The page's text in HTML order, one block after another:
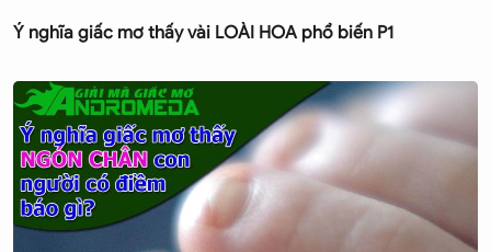
Ý nghĩa giấc mơ thấy vài LOÀI HOA phổ biến P1